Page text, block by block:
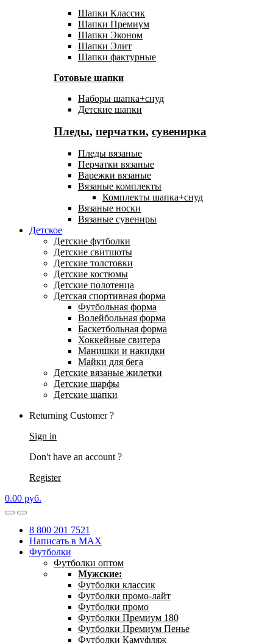
Шапки Классик
Шапки Премиум
Шапки Эконом
Шапки Элит
Шапки фактурные
Готовые шапки
Наборы шапка+снуд
Детские шапки
Пледы, перчатки, сувенирка
Пледы вязаные
Перчатки вязаные
Варежки вязаные
Вязаные комплекты
Комплекты шапка+снуд
Вязаные носки
Вязаные сувениры
Детское
Детские футболки
Детские свитшоты
Детские толстовки
Детские костюмы
Детские полотенца
Детская спортивная форма
Футбольная форма
Волейбольная форма
Баскетбольная форма
Хоккейные свитера
Манишки и накидки
Майки для бега
Детские вязаные жилетки
Детские шарфы
Детские шапки
Returning Customer ?
Sign in
Don't have an account ?
Register
0.00 руб.
8 800 201 7521
Написать в MAX
Футболки
Футболки оптом
Мужские:
Футболки классик
Футболки промо-лайт
Футболки промо
Футболки Премиум 180
Футболки Премиум Пенье
Футболки Камуфляж